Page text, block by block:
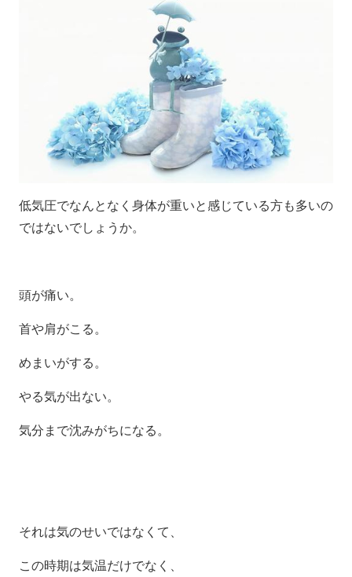
低気圧でなんとなく身体が重いと感じている方も多いの
ではないでしょうか。
頭が痛い。
首や肩がこる。
めまいがする。
やる気が出ない。
気分まで沈みがちになる。
それは気のせいではなくて、
この時期は気温だけでなく、